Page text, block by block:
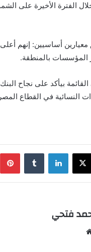
الفترة الأخيرة على
معيارين أساسيين:
المؤسسات بالمنطقة.
بيأكد على نجاح
النسائية في القطاع
‫X لينكدإن
فتحي